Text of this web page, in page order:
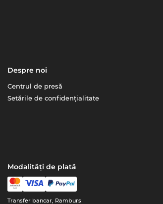
Despre noi
Centrul de presă
Setările de confidențialitate
Modalități de plată
Transfer bancar, Ramburs